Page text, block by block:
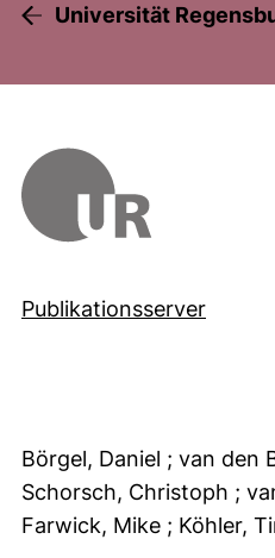
Universität
Publikationsserver
Börgel, Daniel ; van den
Schorsch, Christoph ;
Farwick, Mike ; Köhler,